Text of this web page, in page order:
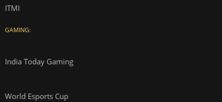
ITMI
GAMING:
India Today Gaming
World Esports Cup